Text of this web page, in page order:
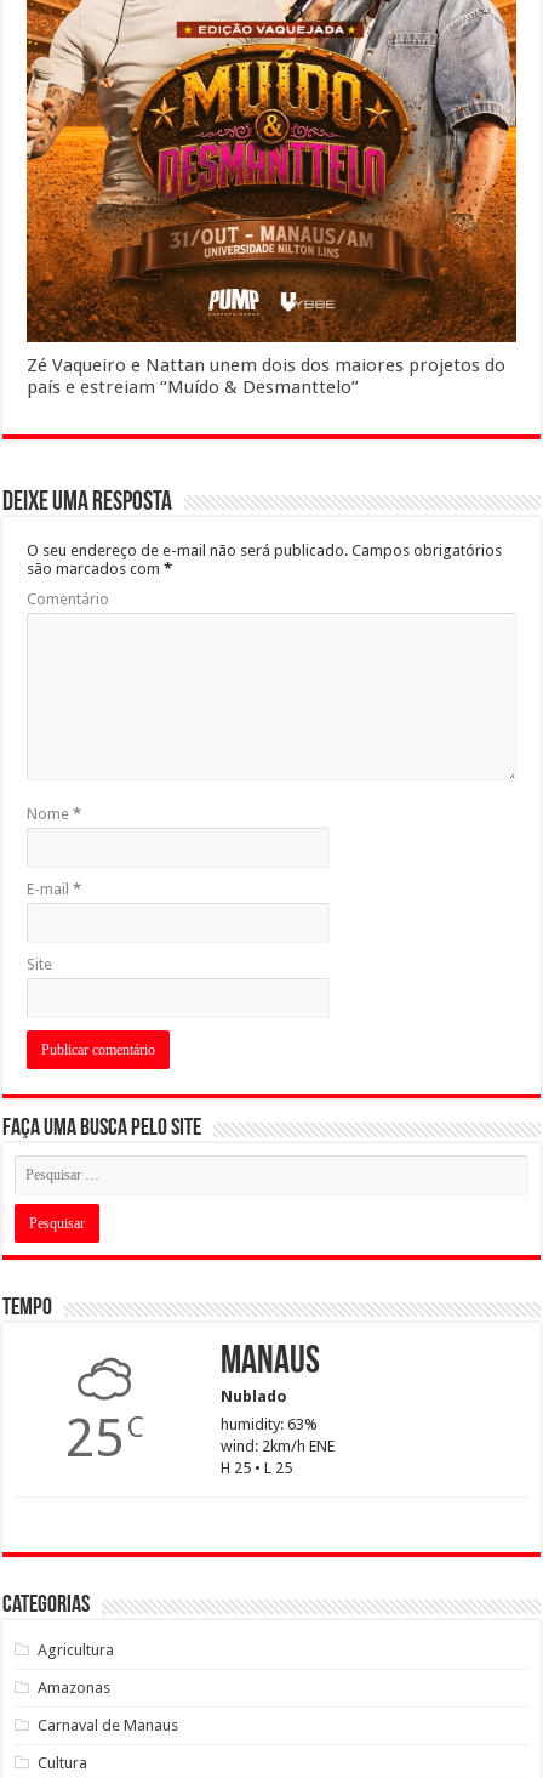
Zé Vaqueiro e Nattan unem dois dos maiores projetos do
país e estreiam “Muído & Desmanttelo”
Deixe uma resposta
O seu endereço de e-mail não será publicado. Campos obrigatórios
são marcados com*
Comentário
Nome*
E-mail*
Site
Faça uma busca pelo Site
Tempo
25 C
Manaus
Nublado
humidity: 63%
wind: 2km/h ENE
H 25 • L 25
Categorias
Agricultura
Amazonas
Carnaval de Manaus
Cultura